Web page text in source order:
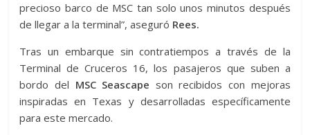
precioso barco de MSC tan solo unos minutos después
de llegar a la terminal”, aseguró Rees.
Tras un embarque sin contratiempos a través de la
Terminal de Cruceros 16, los pasajeros que suben a
bordo del MSC Seascape son recibidos con mejoras
inspiradas en Texas y desarrolladas específicamente
para este mercado.